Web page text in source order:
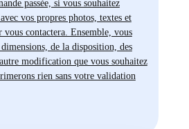
passée, si vous souhaitez
vos propres photos, textes et
vous contactera. Ensemble, vous
de la disposition, des
modification que vous souhaitez
rien sans votre validation